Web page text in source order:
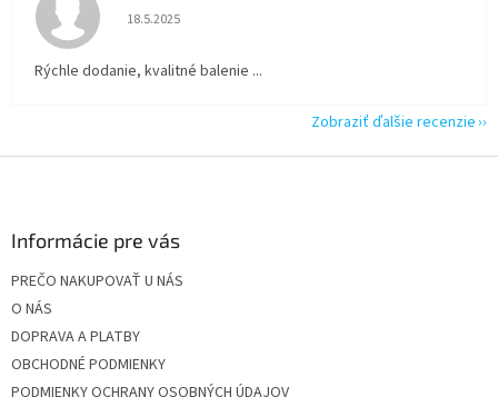
Hodnotenie obchodu je 5 z 5 hviezdičiek.
18.5.2025
Rýchle dodanie, kvalitné balenie ...
Zobraziť ďalšie recenzie
Informácie pre vás
PREČO NAKUPOVAŤ U NÁS
O NÁS
DOPRAVA A PLATBY
OBCHODNÉ PODMIENKY
PODMIENKY OCHRANY OSOBNÝCH ÚDAJOV